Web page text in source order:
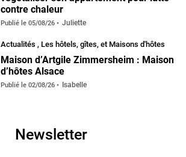
contre chaleur
Publié le 05/08/26 Juliette
Actualités , Les hôtels, gîtes, et Maisons d'hôtes
Maison d’Artgile Zimmersheim : Maison
d’hôtes Alsace
Publié le 02/08/26 Isabelle
Newsletter